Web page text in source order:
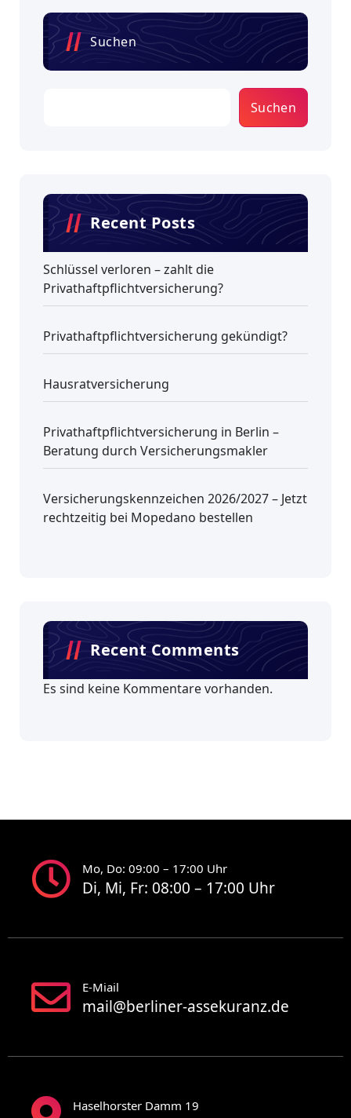
Suchen
Suchen
Recent Posts
Schlüssel verloren – zahlt die
Privathaftpflichtversicherung?
Privathaftpflichtversicherung gekündigt?
Hausratversicherung
Privathaftpflichtversicherung in Berlin –
Beratung durch Versicherungsmakler
Versicherungskennzeichen 2026/2027 – Jetzt
rechtzeitig bei Mopedano bestellen
Recent Comments
Es sind keine Kommentare vorhanden.
Mo, Do: 09:00 – 17:00 Uhr
Di, Mi, Fr: 08:00 – 17:00 Uhr
E-Miail
mail@berliner-assekuranz.de
Haselhorster Damm 19